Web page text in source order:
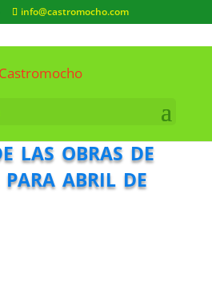
info@castromocho.com
las obras de
abril de